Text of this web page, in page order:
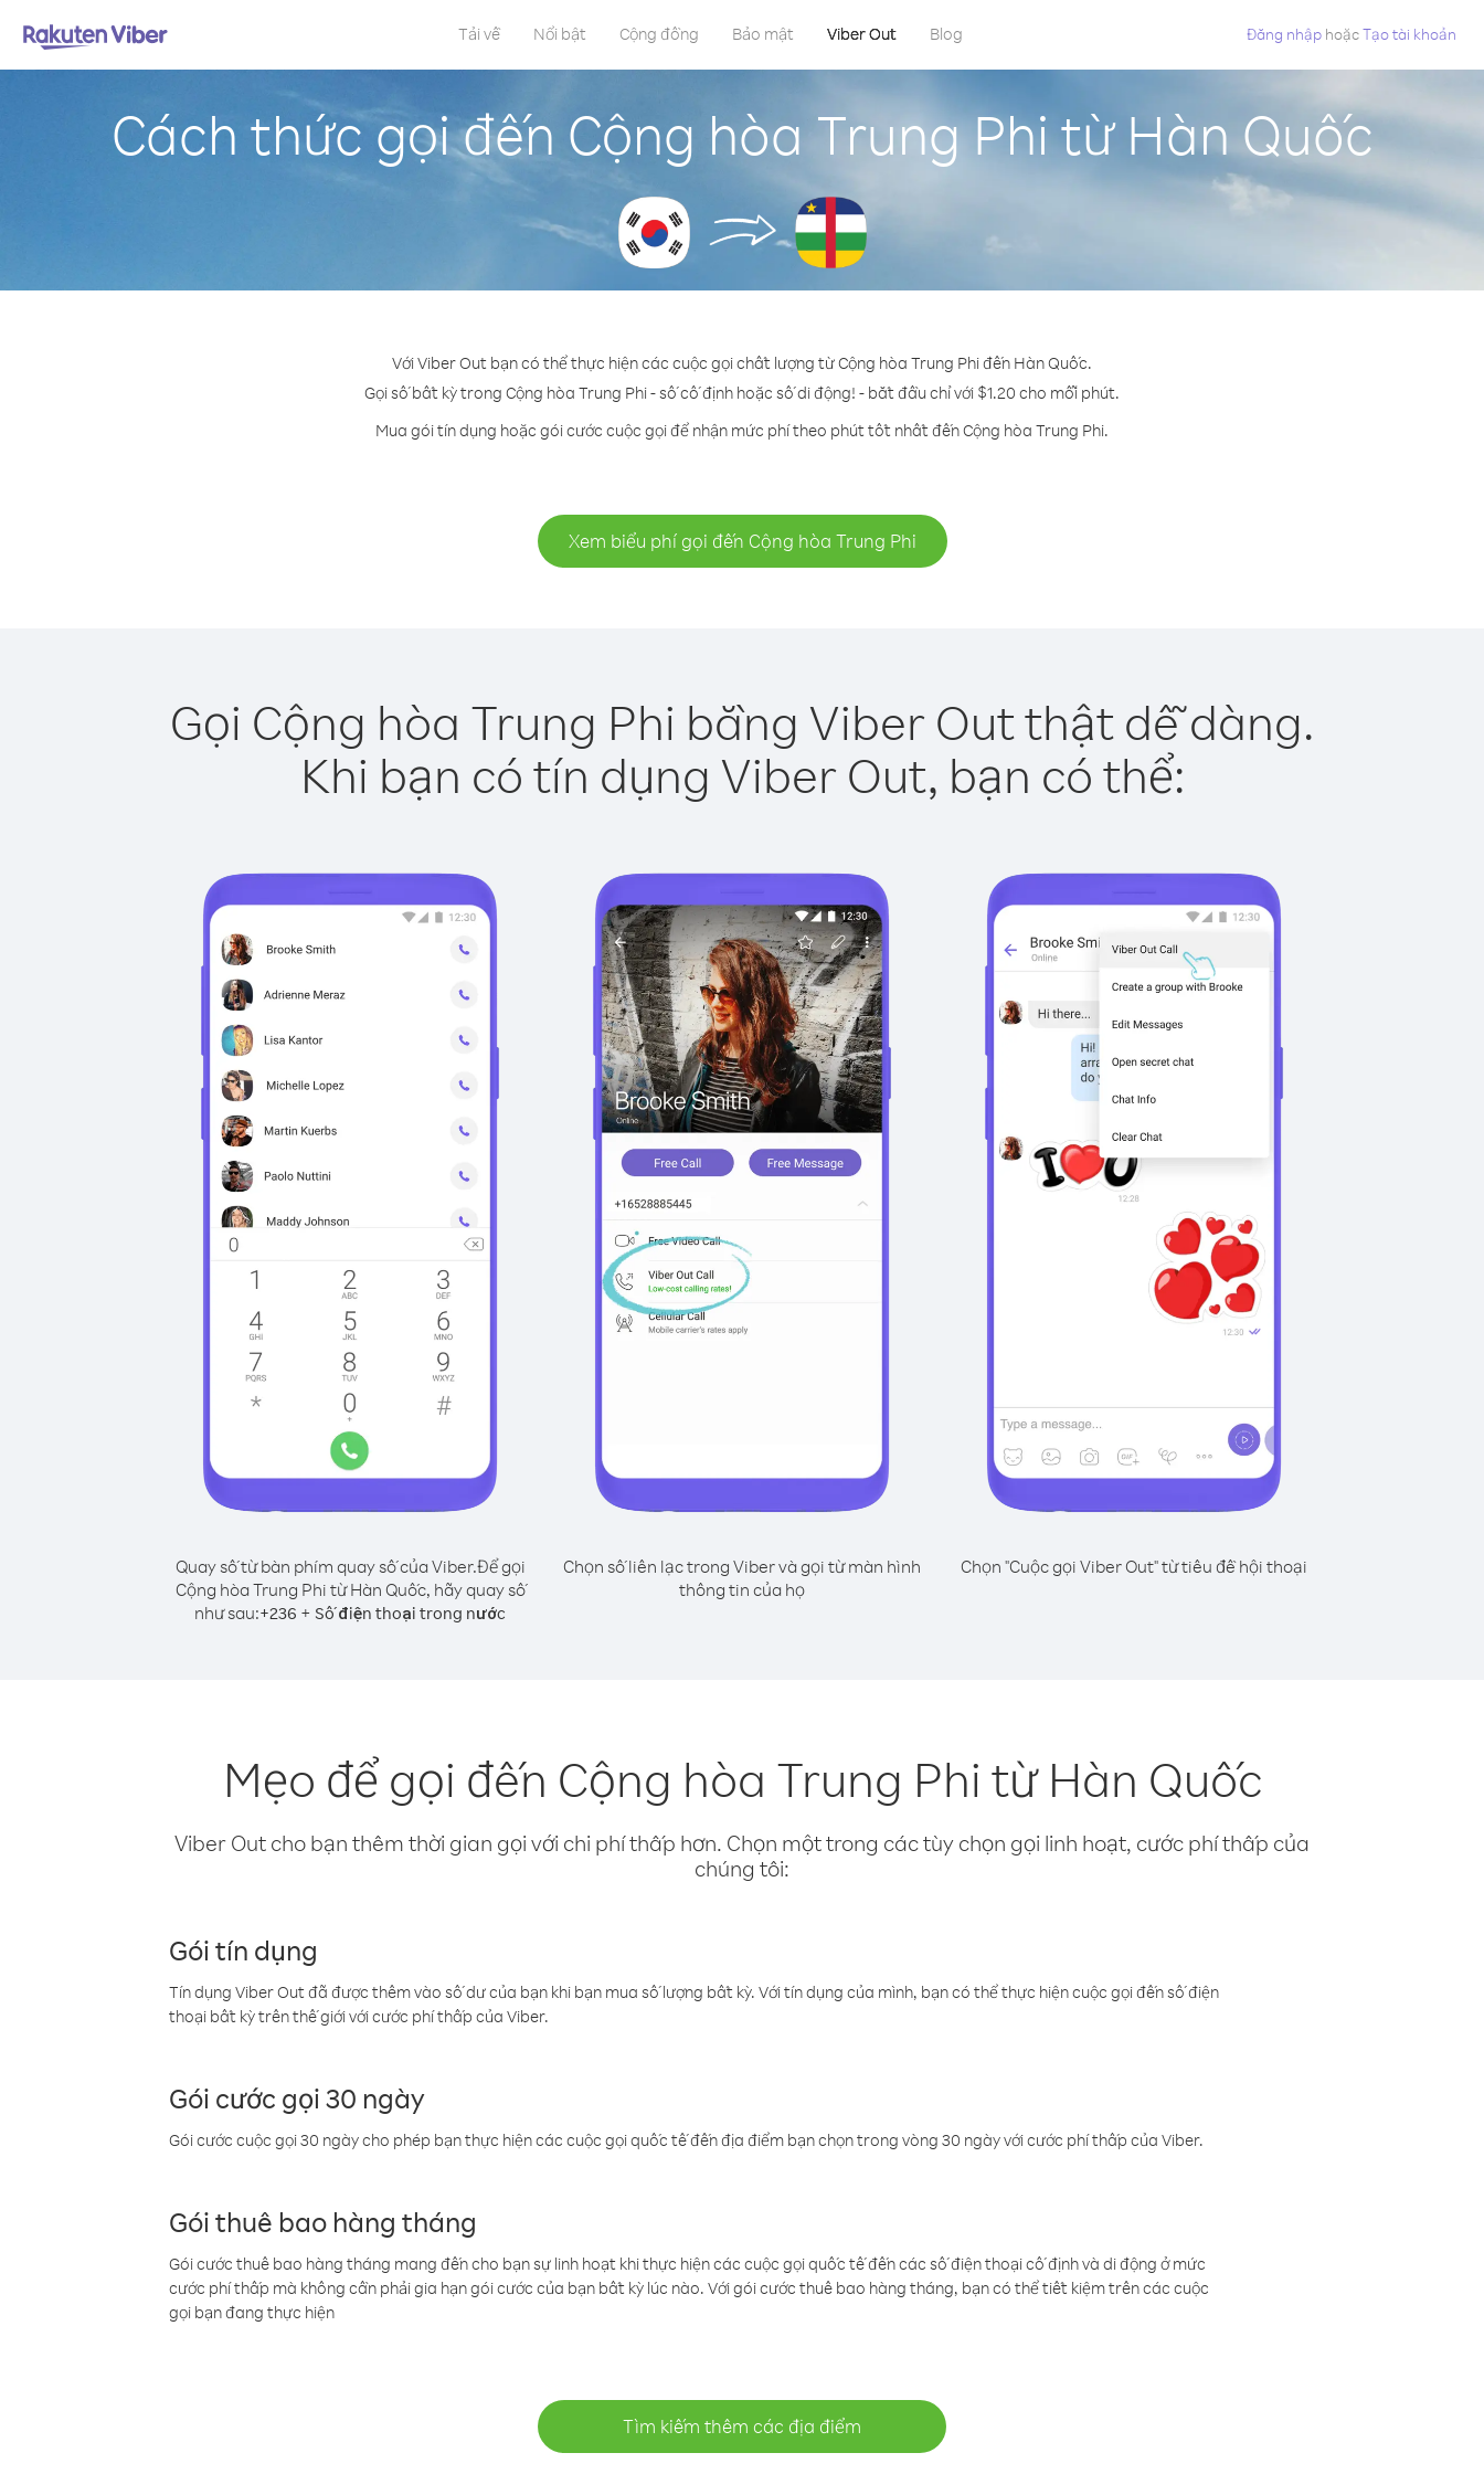
Tải về Nổi bật Cộng đồng Bảo mật Viber Out Blog Đăng nhập hoặcTạo tài khoản
Cách thức gọi đến Cộng hòa Trung Phi từ Hàn Quốc
Với Viber Out bạn có thể thực hiện các cuộc gọi chất lượng từ Cộng hòa Trung Phi đến Hàn Quốc.
Gọi số bất kỳ trong Cộng hòa Trung Phi - số cố định hoặc số di động! - bắt đầu chỉ với $1.20 cho mỗi phút.
Mua gói tín dụng hoặc gói cước cuộc gọi để nhận mức phí theo phút tốt nhất đến Cộng hòa Trung Phi.
Xem biểu phí gọi đến Cộng hòa Trung Phi
Gọi Cộng hòa Trung Phi bằng Viber Out thật dễ dàng.
Khi bạn có tín dụng Viber Out, bạn có thể:
Quay số từ bàn phím quay số của Viber.Để gọi
Cộng hòa Trung Phi từ Hàn Quốc, hãy quay số
như sau:+236 + Số điện thoại trong nước
Chọn số liên lạc trong Viber và gọi từ màn hình
thông tin của họ
Chọn "Cuộc gọi Viber Out" từ tiêu đề hội thoại
Mẹo để gọi đến Cộng hòa Trung Phi từ Hàn Quốc
Viber Out cho bạn thêm thời gian gọi với chi phí thấp hơn. Chọn một trong các tùy chọn gọi linh hoạt, cước phí thấp của
chúng tôi:
Gói tín dụng
Tín dụng Viber Out đã được thêm vào số dư của bạn khi bạn mua số lượng bất kỳ. Với tín dụng của mình, bạn có thể thực hiện cuộc gọi đến số điện
thoại bất kỳ trên thế giới với cước phí thấp của Viber.
Gói cước gọi 30 ngày
Gói cước cuộc gọi 30 ngày cho phép bạn thực hiện các cuộc gọi quốc tế đến địa điểm bạn chọn trong vòng 30 ngày với cước phí thấp của Viber.
Gói thuê bao hàng tháng
Gói cước thuê bao hàng tháng mang đến cho bạn sự linh hoạt khi thực hiện các cuộc gọi quốc tế đến các số điện thoại cố định và di động ở mức
cước phí thấp mà không cần phải gia hạn gói cước của bạn bất kỳ lúc nào. Với gói cước thuê bao hàng tháng, bạn có thể tiết kiệm trên các cuộc
gọi bạn đang thực hiện
Tìm kiếm thêm các địa điểm